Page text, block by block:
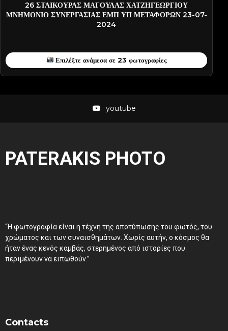
26 ΣΤΑΙΚΟΥΡΑΣ ΜΑΓΟΥΛΑΣ ΧΑΤΖΗΓΕΩΡΓΙΟΥ
ΜΝΗΜΟΝΙΟ ΣΥΝΕΡΓΑΣΙΑΣ ΕΜΠ ΥΠ ΜΕΤΑΦΟΡΩΝ 23-07-
2024
Επιλέξτε ανάμεσα σε 23 φωτογραφίες
youtube
PATERAKIS PHOTO
“Η φωτογραφία είναι η τέχνη της αποτύπωσης του φωτός, του
χρώματος και των συναισθημάτων. Χωρίς αυτήν, ο κόσμος θα
ήταν ένας κενός καμβάς, στερημένος από ιστορίες που
περιμένουν να ειπωθούν.”
Contacts